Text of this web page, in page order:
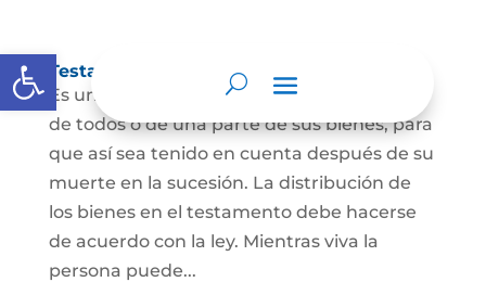
Abrir barra de herramientas
Testamento
Es un acto por el cual una persona dispone
de todos o de una parte de sus bienes, para
que así sea tenido en cuenta después de su
muerte en la sucesión. La distribución de
los bienes en el testamento debe hacerse
de acuerdo con la ley. Mientras viva la
persona puede...